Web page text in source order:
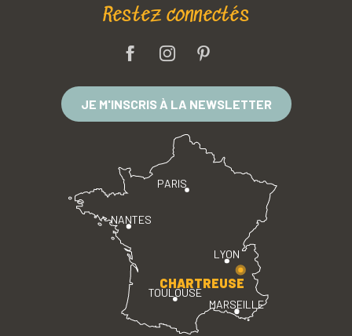
Restez connectés
JE M'INSCRIS À LA NEWSLETTER
PARIS
LYON
TOULOUSE
MARSEILLE
NANTES
CHARTREUSE